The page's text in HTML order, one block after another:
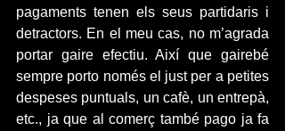
pagaments tenen els seus partidaris i
detractors. En el meu cas, no m’agrada
portar gaire efectiu. Així que gairebé
sempre porto només el just per a petites
despeses puntuals, un cafè, un entrepà,
etc., ja que al comerç també pago ja fa